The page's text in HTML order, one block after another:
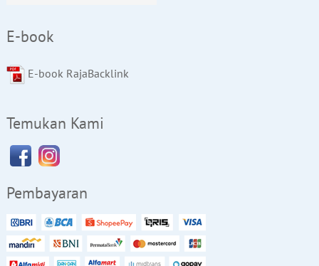
E-book
E-book RajaBacklink
Temukan Kami
Pembayaran